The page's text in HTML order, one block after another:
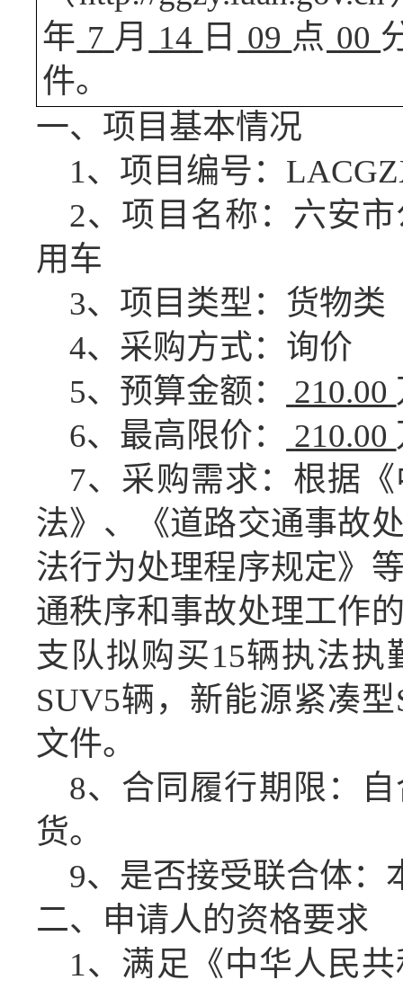
年 7 月 14 日 09 点 00
件。
一、项目基本情况
1、项目编号：
2、项目名称： 六安
用车
3、项目类型： 货物类
4、采购方式： 询价
5、预算金额：
210.00
6、最高限价：
210.00
7、采购需求：根据
法》、《道路交通事故
法行为处理程序规定》
通秩序和事故处理工作
支队拟购买15辆执法执
SUV5辆 ，新能源紧凑型
文件。
8、合同履行期限：
货。
9、是否接受联合体：
二、申请人的资格要求
1、满足《中华人民